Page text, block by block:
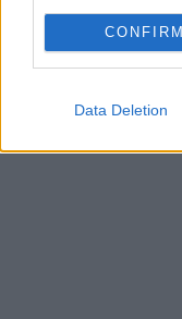
CONFIRM
Data Deletion